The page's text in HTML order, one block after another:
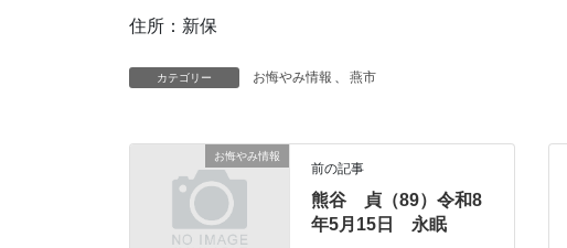
住所：新保
カテゴリー お悔やみ情報 、 燕市
お悔やみ情報
前の記事
熊谷 貞（89）令和8
年5月15日 永眠